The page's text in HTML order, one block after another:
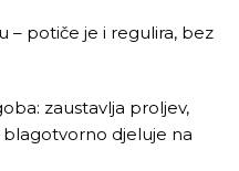
– potiče je i regulira, bez
zaustavlja proljev,
blagotvorno djeluje na